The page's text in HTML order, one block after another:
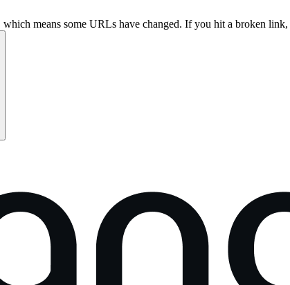
means some URLs have changed. If you hit a broken link,